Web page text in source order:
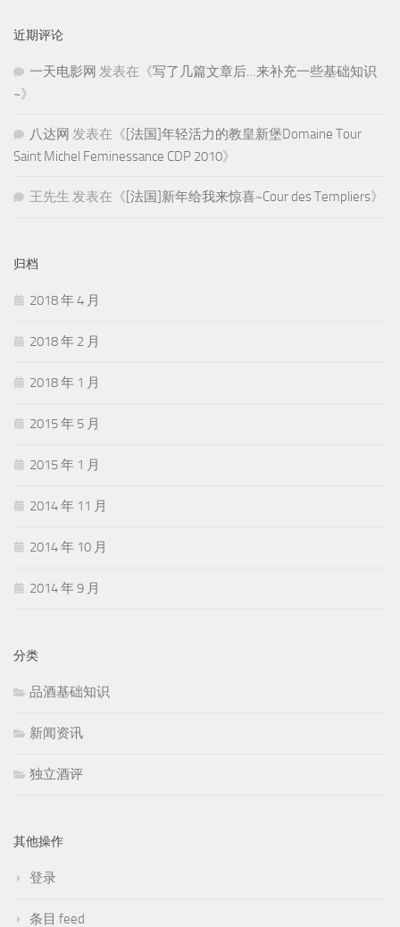
近期评论
一天电影网 发表在《写了几篇文章后…来补充一些基础知识
~》
八达网 发表在《[法国]年轻活力的教皇新堡Domaine Tour
Saint Michel Feminessance CDP 2010》
王先生 发表在《[法国]新年给我来惊喜~Cour des Templiers》
归档
2018 年 4 月
2018 年 2 月
2018 年 1 月
2015 年 5 月
2015 年 1 月
2014 年 11 月
2014 年 10 月
2014 年 9 月
分类
品酒基础知识
新闻资讯
独立酒评
其他操作
登录
条目 feed